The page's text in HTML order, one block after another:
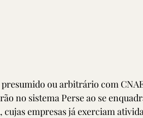
ou arbitrário com
no sistema Perse ao se
empresas já exerciam